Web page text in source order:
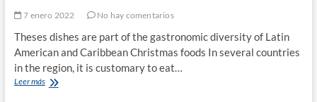
7 enero 2022 No hay comentarios
Theses dishes are part of the gastronomic diversity of Latin
American and Caribbean Christmas foods In several countries
in the region, it is customary to eat…
Leer másTraditional